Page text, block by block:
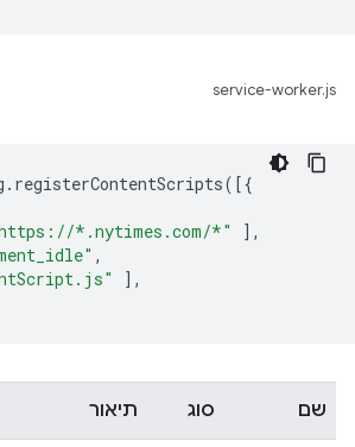
service-worker.js
. registerContentScripts([{
*.nytimes.com/*"
],
,
],
שם סוג תיאור